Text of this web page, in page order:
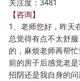
关注度：3481
【咨询】
1、老师您好，昨天
总觉得有点不太舒
的，麻烦老师再帮
前的房子后感觉老
招阴还是我自身的